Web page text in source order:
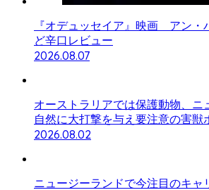
『オデュッセイア』映画 アン・
ど辛口レビュー
2026.08.07
オーストラリアでは保護動物、ニ
自然に大打撃を与え要注意の害獣
2026.08.02
ニュージーランドで今注目のキャ